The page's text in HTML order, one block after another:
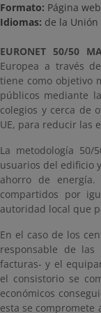
Formato: Página
Idiomas: de la Unión
EURONET 50/50
Europea a través
tiene como objetivo
públicos mediante
colegios y cerca de
UE, para reducir las
La metodología 50/
usuarios del edificio
ahorro de energía.
compartidos por
autoridad local que
En el caso de los
responsable de
facturas- y el
el consistorio se
económicos
esta se compromete